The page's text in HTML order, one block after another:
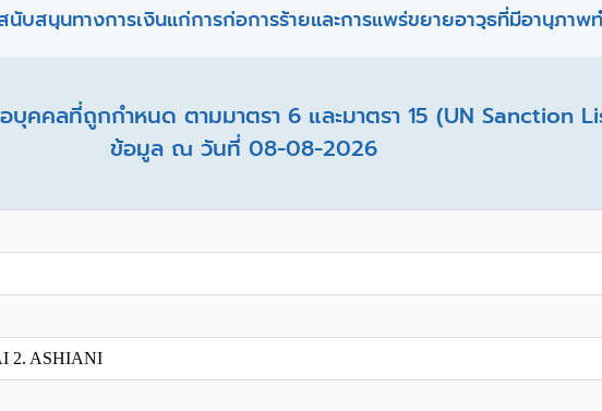
บสนุนทางการเงินแก่การก่อการร้ายและการแพร่ขยายอาวุธที่มีอานุภา
บุคคลที่ถูกกำหนด ตามมาตรา 6 และมาตรา 15 (UN Sanction
ข้อมูล ณ วันที่ 08-08-2026
2. ASHIANI